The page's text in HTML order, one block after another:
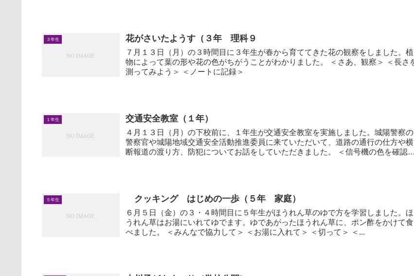
３年生 花がさいたようす（３年 理科９
７月１３日（月）の３時間目に３年生が春から育ててきた花の観察をしました。植
物によって葉の形や花の色がちがうことがわかりました。 ＜さあ、観察＞ ＜長さを
測ってみよう＞ ＜ノートに記録＞
１年生 交通安全教室（１年）
４月１３日（月）の下校前に、１年生が交通安全教室を実施しました。城陽警察の
警察官や城陽地域交通安全活動推進委員に来ていただいて、道路の通行の仕方や横
断報道の渡り方、防犯についてお話をしていただきました。 ＜信号機の色を確認＞
５年生 クッキング はじめの一歩（５年 家庭）
６月５日（金）の３・４時間目に５年生がほうれん草のゆで方を学習しました。ほ
うれん草はお湯にいれてゆでます。ゆであがったほうれん草に、ポン酢をかけて食
べました。 ＜みんなで協力して＞ ＜お湯に入れて＞ ＜切って＞ ＜...